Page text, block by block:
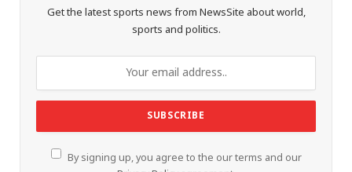
Get the latest sports news from NewsSite about world,
sports and politics.
By signing up, you agree to the our terms and our